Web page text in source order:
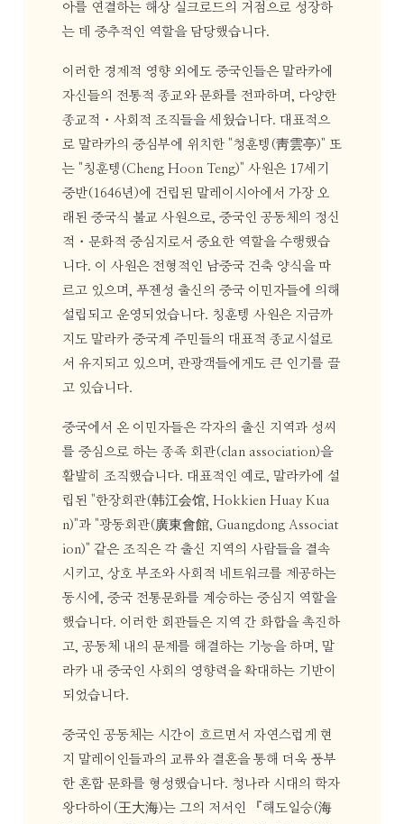
아를 연결하는 해상 실크로드의 거점으로 성장하
는 데 중추적인 역할을 담당했습니다.
이러한 경제적 영향 외에도 중국인들은 말라카에
자신들의 전통적 종교와 문화를 전파하며, 다양한
종교적・사회적 조직들을 세웠습니다. 대표적으
로 말라카의 중심부에 위치한 "청훈텡(靑雲亭)" 또
는 "칭훈텡(Cheng Hoon Teng)" 사원은 17세기
중반(1646년)에 건립된 말레이시아에서 가장 오
래된 중국식 불교 사원으로, 중국인 공동체의 정신
적・문화적 중심지로서 중요한 역할을 수행했습
니다. 이 사원은 전형적인 남중국 건축 양식을 따
르고 있으며, 푸젠성 출신의 중국 이민자들에 의해
설립되고 운영되었습니다. 칭훈텡 사원은 지금까
지도 말라카 중국계 주민들의 대표적 종교시설로
서 유지되고 있으며, 관광객들에게도 큰 인기를 끌
고 있습니다.
중국에서 온 이민자들은 각자의 출신 지역과 성씨
를 중심으로 하는 종족 회관(clan association)을
활발히 조직했습니다. 대표적인 예로, 말라카에 설
립된 "한장회관(韩江会馆, Hokkien Huay Kua
n)"과 "광동회관(廣東會館, Guangdong Associat
ion)" 같은 조직은 각 출신 지역의 사람들을 결속
시키고, 상호 부조와 사회적 네트워크를 제공하는
동시에, 중국 전통문화를 계승하는 중심지 역할을
했습니다. 이러한 회관들은 지역 간 화합을 촉진하
고, 공동체 내의 문제를 해결하는 기능을 하며, 말
라카 내 중국인 사회의 영향력을 확대하는 기반이
되었습니다.
중국인 공동체는 시간이 흐르면서 자연스럽게 현
지 말레이인들과의 교류와 결혼을 통해 더욱 풍부
한 혼합 문화를 형성했습니다. 청나라 시대의 학자
왕다하이(王大海)는 그의 저서인 『해도일승(海